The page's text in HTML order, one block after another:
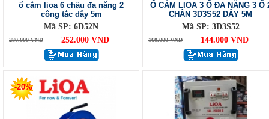
ổ cắm lioa 6 chấu đa năng 2
công tắc dây 5m
Mã SP: 6D52N
280.000 VND 252.000 VND
Ổ CẮM LIOA 3 Ổ ĐA NĂNG 3 Ổ
CHÂN 3D3S52 DÂY 5M
Mã SP: 3D3S52
160.000 VND 144.000 VND
-20%